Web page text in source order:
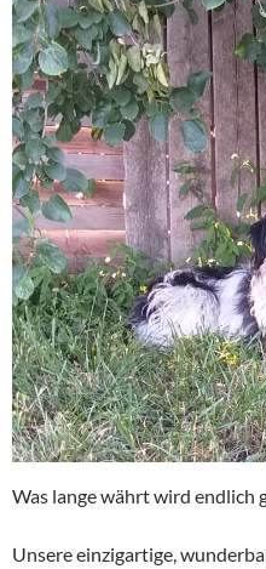
Was lange währt wird endlich
Unsere einzigartige,